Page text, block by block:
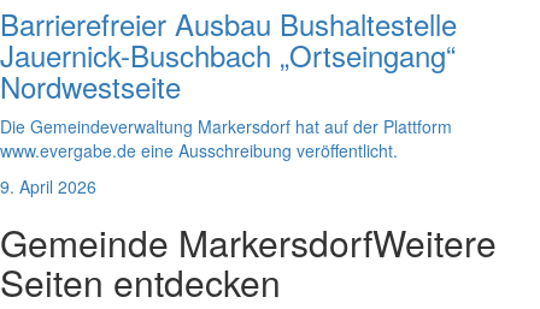
Barrierefreier Ausbau Bushaltestelle
Jauernick-Buschbach „Ortseingang“
Nordwestseite
Die Gemeindeverwaltung Markersdorf hat auf der Plattform
www.evergabe.de eine Ausschreibung veröffentlicht.
9. April 2026
Gemeinde MarkersdorfWeitere
Seiten entdecken